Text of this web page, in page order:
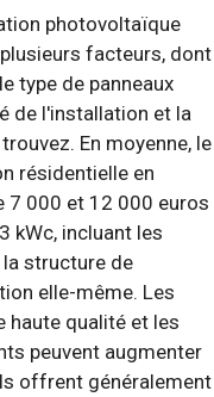
photovoltaïque
facteurs, dont
type de panneaux
de l'installation et la
En moyenne, le
résidentielle en
7 000 et 12 000 euros
kWc, incluant les
la structure de
elle-même. Les
haute qualité et les
peuvent augmenter
offrent généralement